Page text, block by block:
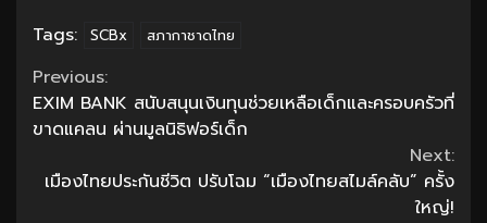
Tags: SCBx สภากาชาดไทย
Continue
Reading
Previous:
EXIM BANK สนับสนุนเงินทุนช่วยเหลือเด็กและครอบครัวที่
ขาดแคลน ผ่านมูลนิธิฟอร์เด็ก
Next:
เมืองไทยประกันชีวิต ปรับโฉม “เมืองไทยสไมล์คลับ” ครั้ง
ใหญ่!